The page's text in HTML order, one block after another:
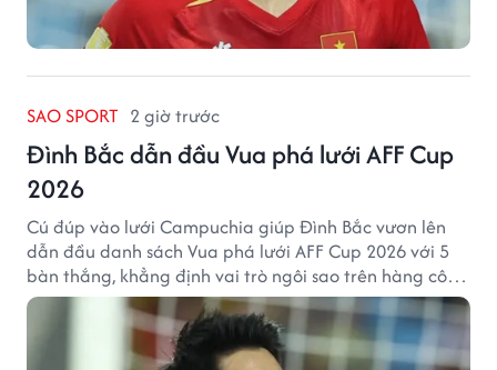
SAO SPORT 2 giờ trước
Đình Bắc dẫn đầu Vua phá lưới AFF Cup
2026
Cú đúp vào lưới Campuchia giúp Đình Bắc vươn lên
dẫn đầu danh sách Vua phá lưới AFF Cup 2026 với 5
bàn thắng, khẳng định vai trò ngôi sao trên hàng công
tuyển Việt Nam.